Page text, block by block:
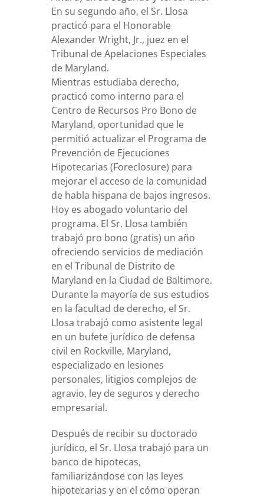
En su segundo año, el Sr. Llosa
practicó para el Honorable
Alexander Wright, Jr., juez en el
Tribunal de Apelaciones Especiales
de Maryland.
Mientras estudiaba derecho,
practicó como interno para el
Centro de Recursos Pro Bono de
Maryland, oportunidad que le
permitió actualizar el Programa de
Prevención de Ejecuciones
Hipotecarias (Foreclosure) para
mejorar el acceso de la comunidad
de habla hispana de bajos ingresos.
Hoy es abogado voluntario del
programa. El Sr. Llosa también
trabajó pro bono (gratis) un año
ofreciendo servicios de mediación
en el Tribunal de Distrito de
Maryland en la Ciudad de Baltimore.
Durante la mayoría de sus estudios
en la facultad de derecho, el Sr.
Llosa trabajó como asistente legal
en un bufete jurídico de defensa
civil en Rockville, Maryland,
especializado en lesiones
personales, litigios complejos de
agravio, ley de seguros y derecho
empresarial.
Después de recibir su doctorado
jurídico, el Sr. Llosa trabajó para un
banco de hipotecas,
familiarizándose con las leyes
hipotecarias y en el cómo operan